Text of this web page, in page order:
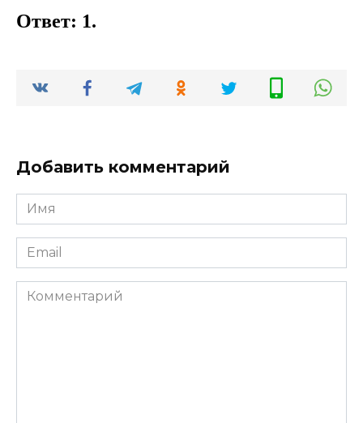
Ответ: 1.
Добавить комментарий
Имя
*
Email
*
Комментарий